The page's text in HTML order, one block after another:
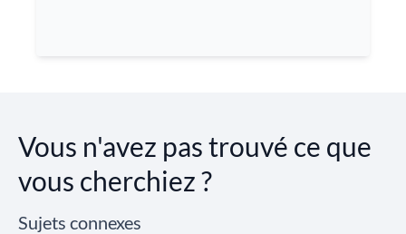
Vous n'avez pas trouvé ce que
vous cherchiez ?
Sujets connexes